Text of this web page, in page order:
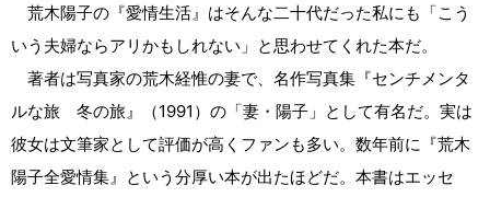
荒木陽子の『愛情生活』はそんな二十代だった私にも「こう
いう夫婦ならアリかもしれない」と思わせてくれた本だ。
著者は写真家の荒木経惟の妻で、名作写真集『センチメンタ
ルな旅 冬の旅』（1991）の「妻・陽子」として有名だ。実は
彼女は文筆家として評価が高くファンも多い。数年前に『荒木
陽子全愛情集』という分厚い本が出たほどだ。本書はエッセ